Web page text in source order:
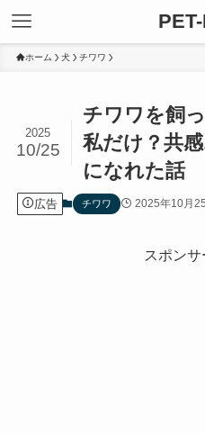
ホーム 犬 チワワ
チワワを飼
私だけ？共
になれた話
2025
10/25
広告 チワワ 2025年10月
スポンサ